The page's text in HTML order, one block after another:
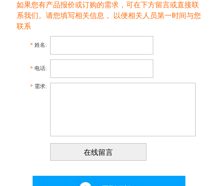
如果您有产品报价或订购的需求，可在下方留言或直接联
系我们。请您填写相关信息， 以便相关人员第一时间与您
联系
* 姓名:
* 电话:
* 需求: